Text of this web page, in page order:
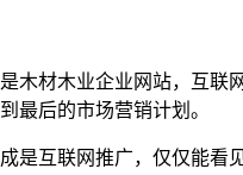
木材木业企业网站，互
最后的市场营销计划。
是互联网推广，仅仅能